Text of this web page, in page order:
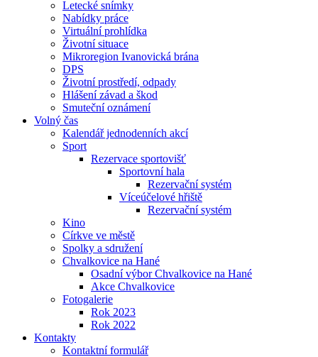
Letecké snímky
Nabídky práce
Virtuální prohlídka
Životní situace
Mikroregion Ivanovická brána
DPS
Životní prostředí, odpady
Hlášení závad a škod
Smuteční oznámení
Volný čas
Kalendář jednodenních akcí
Sport
Rezervace sportovišť
Sportovní hala
Rezervační systém
Víceúčelové hřiště
Rezervační systém
Kino
Církve ve městě
Spolky a sdružení
Chvalkovice na Hané
Osadní výbor Chvalkovice na Hané
Akce Chvalkovice
Fotogalerie
Rok 2023
Rok 2022
Kontakty
Kontaktní formulář